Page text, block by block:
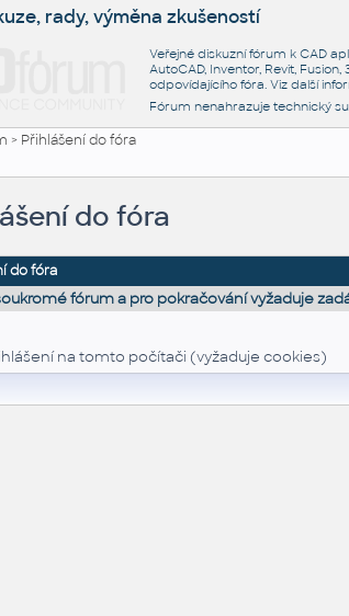
rady, výměna zkušeností
Veřejné diskuzní fórum k CAD
AutoCAD, Inventor, Revit,
odpovídajícího fóra. Viz další
Fórum nenahrazuje technický
> Přihlášení do fóra
do fóra
do fóra
fórum a pro pokračování vyžaduje
na tomto počítači (vyžaduje cookies)